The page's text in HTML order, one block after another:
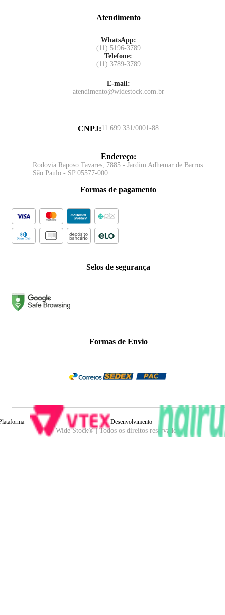
Atendimento
WhatsApp:
(11) 5196-3789
Telefone:
(11) 3789-3789
E-mail:
atendimento@widestock.com.br
CNPJ:11.699.331/0001-88
Endereço:
Rodovia Raposo Tavares, 7885 - Jardim Adhemar de Barros
São Paulo - SP 05577-000
Formas de pagamento
Selos de segurança
Formas de Envio
Wide Stock® | Todos os direitos reservados.
Desenvolvimento